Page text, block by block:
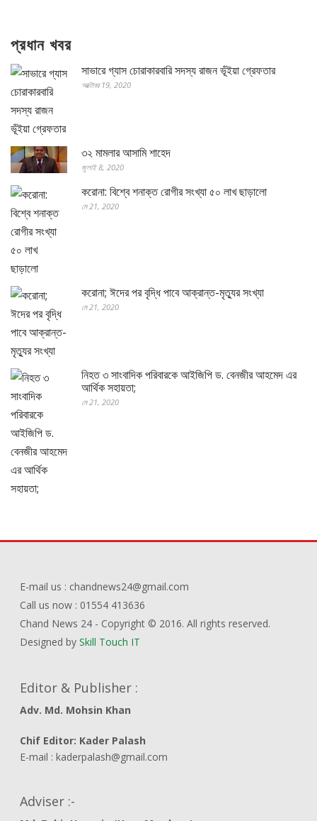
প্রধান খবর
সাভারে গ্যাস চোরাকারবারি সদস্য রাজন ভূঁইয়া গ্রেফতার
অক্টোবর 19, 2020
৩২ মামলার আসামি শাহেদ
জুলাই 8, 2020
করোনা: বিশ্বে শনাক্ত রোগীর সংখ্যা ৫০ লাখ ছাড়ালো
মে 21, 2020
করোনা; ঈদের পর বৃদ্ধি পাবে আক্রান্ত-মৃত্যুর সংখ্যা
মে 21, 2020
নিহত ৩ সাংবাদিক পরিবারকে আইজিপি ড. বেনজীর আহমেদ এর
আর্থিক সহায়তা;
মে 21, 2020
E-mail us : chandnews24@gmail.com
Call us now : 01554 413636
Chand News 24 - Copyright © 2016. All rights reserved.
Designed bySkill Touch IT
Editor & Publisher :
Adv. Md. Mohsin Khan
Chif Editor: Kader Palash
E-mail : kaderpalash@gmail.com
Adviser :-